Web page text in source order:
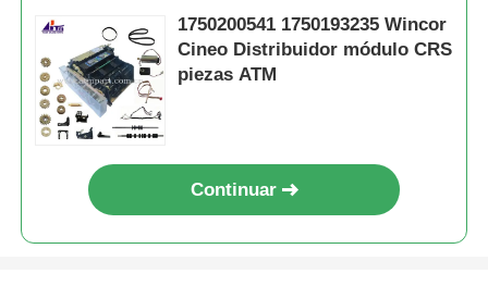
1750200541 1750193235 Wincor
Cineo Distribuidor módulo CRS
piezas ATM
Continuar